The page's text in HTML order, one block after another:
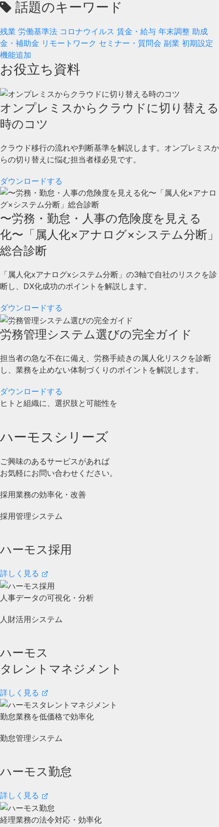
話題のキーワード
残業 労働基準法 コロナウイルス 賃金・給与 年末調整 助成
金・補助金 リモートワーク セミナー・質問会 副業 初期設定
機能追加
お役立ち資料
オンプレミスからクラウドに切り替える
時のコツ
クラウド移行の流れや判断基準を解説します。オンプレミスか
らの切り替えに悩む担当者様必見です。
ダウンロードする
〜労務・勤怠・人事の危険度を見える
化〜「属人化×アナログ×システム分断」
総合診断
「属人化xアナログxシステム分断」の3軸で自社のリスクを診
断し、DX化成功のポイントを解説します。
ダウンロードする
労務管理システム選びの完全ガイド
担当者の急な不在に備え、労務手続きの属人化リスクを診断
し、業務を止めない体制づくりのポイントを解説します。
ダウンロードする
ヒトと組織に、選択肢と可能性を
ハーモスシリーズ
ご興味のあるサービスがあれば
お気軽にお問い合わせください。
採用業務の効率化・改善
採用管理システム
ハーモス採用
詳しく見る
人事データの可視化・分析
人財活用システム
ハーモス
タレントマネジメント
詳しく見る
勤怠業務を低価格で効率化
勤怠管理システム
ハーモス勤怠
詳しく見る
経理業務の法令対応・効率化